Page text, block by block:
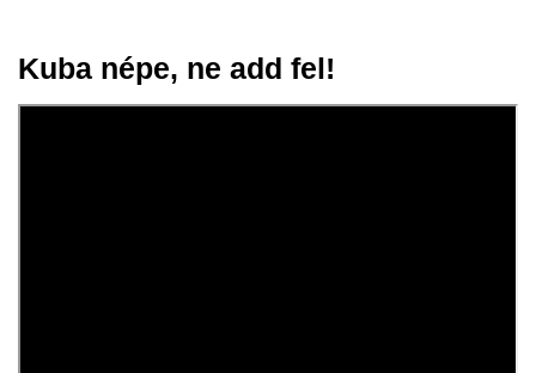
Kuba népe, ne add fel!